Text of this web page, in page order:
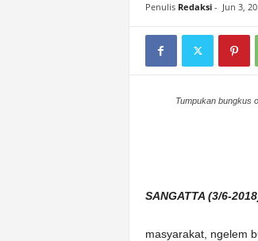
Penulis Redaksi- Jun 3,
Tumpukan bungkus
SANGATTA (3/6-
masyarakat, ngelem